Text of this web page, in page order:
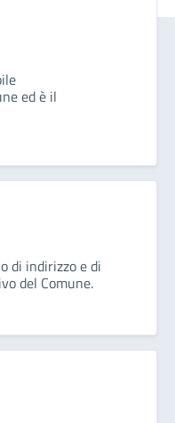
ed è il
di indirizzo e di
del Comune.